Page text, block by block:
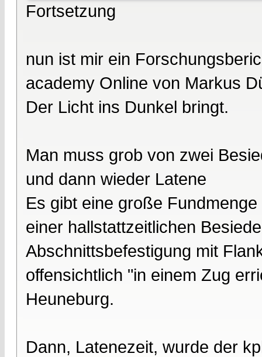
Fortsetzung
nun ist mir ein
academy Online von Markus
Der Licht ins Dunkel bringt.
Man muss grob von zwei
und dann wieder Latene
Es gibt eine große
einer hallstattzeitlichen
Abschnittsbefestigung mit
offensichtlich "in einem Zug
Heuneburg.
Dann, Latenezeit, wurde der